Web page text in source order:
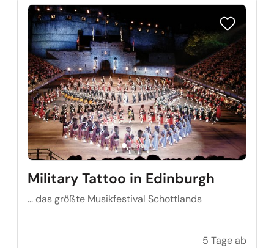
Reise auf
Military Tattoo in Edinburgh
... das größte Musikfestival Schottlands
5 Tage ab